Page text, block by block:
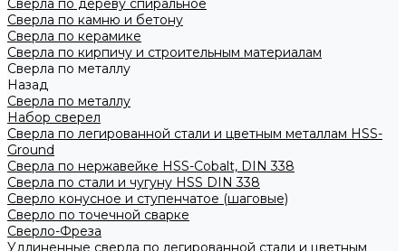
Сверла по дереву спиральное
Сверла по камню и бетону
Сверла по керамике
Сверла по кирпичу и строительным материалам
Сверла по металлу
Назад
Сверла по металлу
Набор сверел
Сверла по легированной стали и цветным металлам HSS-
Ground
Сверла по нержавейке HSS-Cobalt, DIN 338
Сверла по стали и чугуну HSS DIN 338
Сверло конусное и ступенчатое (шаговые)
Сверло по точечной сварке
Сверло-Фреза
Удлиненные сверла по легированной стали и цветным